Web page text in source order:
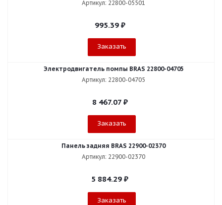
Артикул: 22800-05501
995.39₽
Заказать
Электродвигатель помпы BRAS 22800-04705
Артикул: 22800-04705
8 467.07₽
Заказать
Панель задняя BRAS 22900-02370
Артикул: 22900-02370
5 884.29 ₽
Заказать